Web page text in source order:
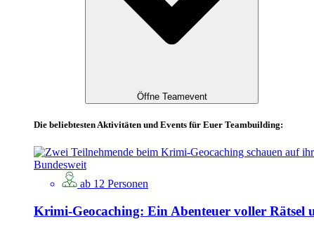
Öffne Teamevent
Die beliebtesten Aktivitäten und Events für Euer Teambuilding:
Bundesweit
ab 12 Personen
Krimi-Geocaching: Ein Abenteuer voller Rätsel